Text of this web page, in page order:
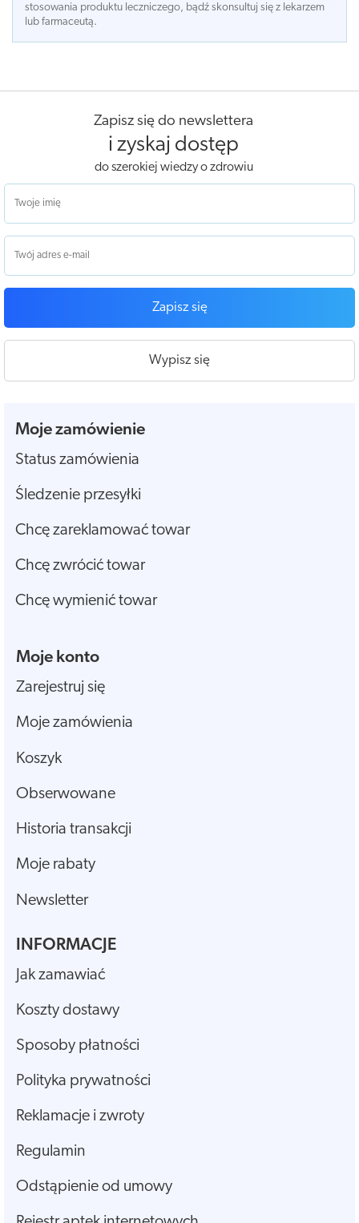
stosowania produktu leczniczego, bądź skonsultuj się z lekarzem
lub farmaceutą.
Zapisz się do newslettera
i zyskaj dostęp
do szerokiej wiedzy o zdrowiu
Zapisz się
Wypisz się
Moje zamówienie
Status zamówienia
Śledzenie przesyłki
Chcę zareklamować towar
Chcę zwrócić towar
Chcę wymienić towar
Moje konto
Zarejestruj się
Moje zamówienia
Koszyk
Obserwowane
Historia transakcji
Moje rabaty
Newsletter
INFORMACJE
Jak zamawiać
Koszty dostawy
Sposoby płatności
Polityka prywatności
Reklamacje i zwroty
Regulamin
Odstąpienie od umowy